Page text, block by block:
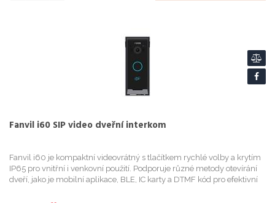
Fanvil i60 SIP video dveřní interkom
Fanvil i60 je kompaktní videovrátný s tlačítkem rychlé volby a krytím
IP65 pro vnitřní i venkovní použití. Podporuje různé metody otevírání
dveří, jako je mobilní aplikace, BLE, IC karty a DTMF kód pro efektivní